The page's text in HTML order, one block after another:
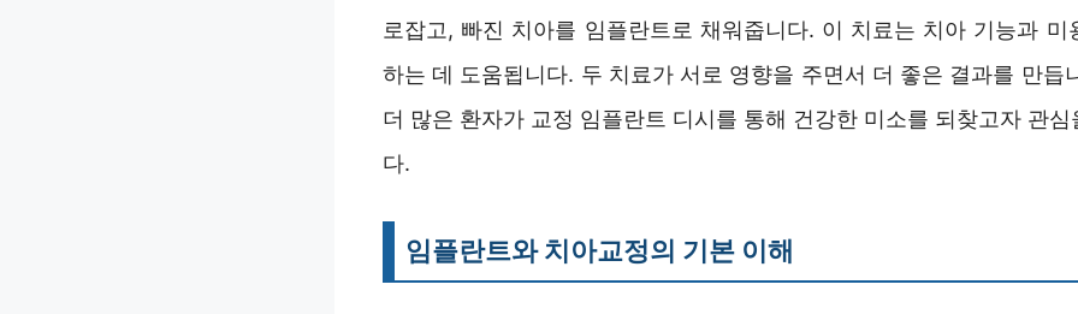
로잡고, 빠진 치아를 임플란트로 채워줍니다. 이 치료는 치아 기능과 미
하는 데 도움됩니다. 두 치료가 서로 영향을 주면서 더 좋은 결과를 만듭
더 많은 환자가 교정 임플란트 디시를 통해 건강한 미소를 되찾고자 관
다.
임플란트와 치아교정의 기본 이해